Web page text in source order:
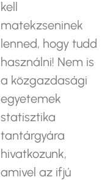
kell
matekzseninek
lenned, hogy tudd
használni! Nem is
a közgazdasági
egyetemek
statisztika
tantárgyára
hivatkozunk,
amivel az ifjú